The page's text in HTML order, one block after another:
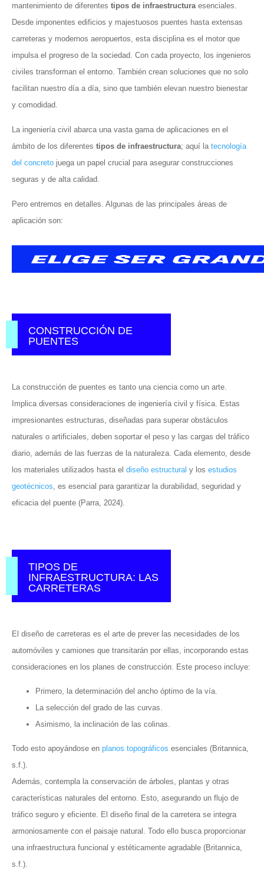
mantenimiento de diferentes tipos de infraestructura esenciales.
Desde imponentes edificios y majestuosos puentes hasta extensas
carreteras y modernos aeropuertos, esta disciplina es el motor que
impulsa el progreso de la sociedad. Con cada proyecto, los ingenieros
civiles transforman el entorno. También crean soluciones que no solo
facilitan nuestro día a día, sino que también elevan nuestro bienestar
y comodidad.
La ingeniería civil abarca una vasta gama de aplicaciones en el
ámbito de los diferentes tipos de infraestructura; aquí la tecnología
del concreto juega un papel crucial para asegurar construcciones
seguras y de alta calidad.
Pero entremos en detalles. Algunas de las principales áreas de
aplicación son:
CONSTRUCCIÓN DE
PUENTES
La construcción de puentes es tanto una ciencia como un arte.
Implica diversas consideraciones de ingeniería civil y física. Estas
impresionantes estructuras, diseñadas para superar obstáculos
naturales o artificiales, deben soportar el peso y las cargas del tráfico
diario, además de las fuerzas de la naturaleza. Cada elemento, desde
los materiales utilizados hasta el diseño estructural y los estudios
geotécnicos, es esencial para garantizar la durabilidad, seguridad y
eficacia del puente (Parra, 2024).
TIPOS DE
INFRAESTRUCTURA: LAS
CARRETERAS
El diseño de carreteras es el arte de prever las necesidades de los
automóviles y camiones que transitarán por ellas, incorporando estas
consideraciones en los planes de construcción. Este proceso incluye:
Primero, la determinación del ancho óptimo de la vía.
La selección del grado de las curvas.
Asimismo, la inclinación de las colinas.
Todo esto apoyándose en planos topográficos esenciales (Britannica,
s.f.).
Además, contempla la conservación de árboles, plantas y otras
características naturales del entorno. Esto, asegurando un flujo de
tráfico seguro y eficiente. El diseño final de la carretera se integra
armoniosamente con el paisaje natural. Todo ello busca proporcionar
una infraestructura funcional y estéticamente agradable (Britannica,
s.f.).